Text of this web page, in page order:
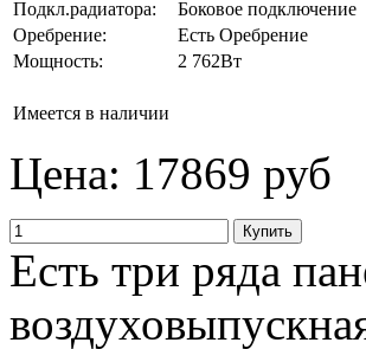
Подкл.радиатора:
Боковое подключение
Оребрение:
Есть Оребрение
Мощность:
2 762Вт
Имеется в наличии
Цена: 17869 руб
Есть три ряда